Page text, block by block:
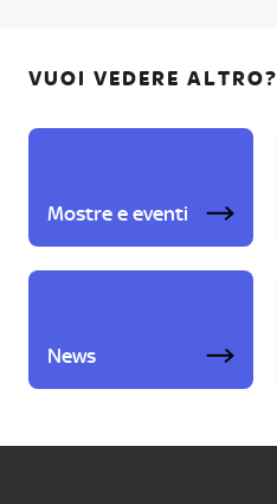
VUOI VEDERE ALTRO?
Mostre e eventi
News